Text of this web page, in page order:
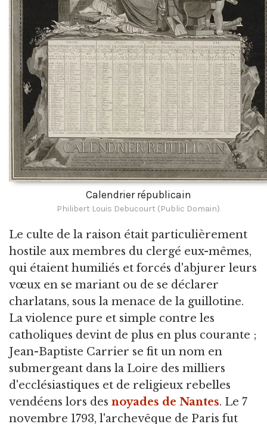
Calendrier républicain
Philibert Louis Debucourt (Public Domain)
Le culte de la raison était particulièrement
hostile aux membres du clergé eux-mêmes,
qui étaient humiliés et forcés d'abjurer leurs
vœux en se mariant ou de se déclarer
charlatans, sous la menace de la guillotine.
La violence pure et simple contre les
catholiques devint de plus en plus courante ;
Jean-Baptiste Carrier se fit un nom en
submergeant dans la Loire des milliers
d'ecclésiastiques et de religieux rebelles
vendéens lors des noyades de Nantes. Le 7
novembre 1793, l'archevêque de Paris fut